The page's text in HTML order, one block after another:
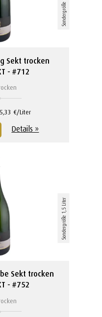
Sekt trocken
#712
€/Liter
Details »
Sondergröße 1,5 Liter
Sekt trocken
#752